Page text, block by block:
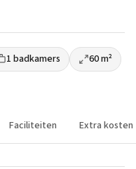
1 badkamers
60 m²
Faciliteiten Extra kosten